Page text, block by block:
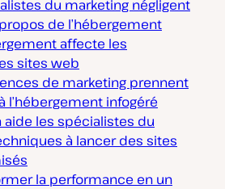
du marketing négligent
de l’hébergement
affecte les
sites web
de marketing prennent
l’hébergement infogéré
aide les spécialistes du
à lancer des sites
la performance en un